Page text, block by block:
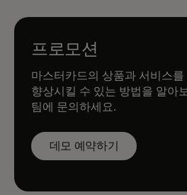
프로모션
마스터카드의 상품과 서비스
향상시킬 수 있는 방법을 알아
팀에 문의하세요.
데모 예약하기